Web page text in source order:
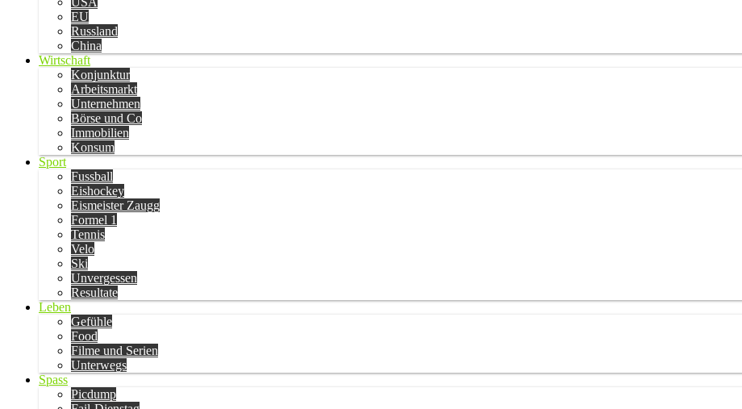
EU
Russland
China
Wirtschaft
Konjunktur
Arbeitsmarkt
Unternehmen
Börse und Co
Immobilien
Konsum
Sport
Fussball
Eishockey
Eismeister Zaugg
Formel 1
Tennis
Velo
Ski
Unvergessen
Resultate
Leben
Gefühle
Food
Filme und Serien
Unterwegs
Spass
Picdump